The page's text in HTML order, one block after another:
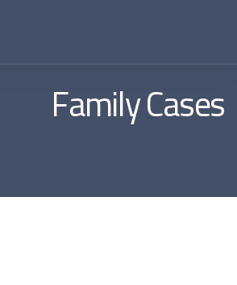
Family Cases